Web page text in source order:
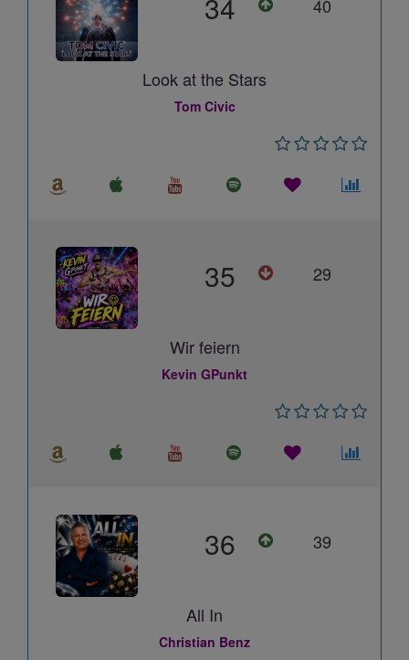
40
Look at the Stars
Tom Civic
35 29
Wir feiern
Kevin GPunkt
36 39
All In
Christian Benz